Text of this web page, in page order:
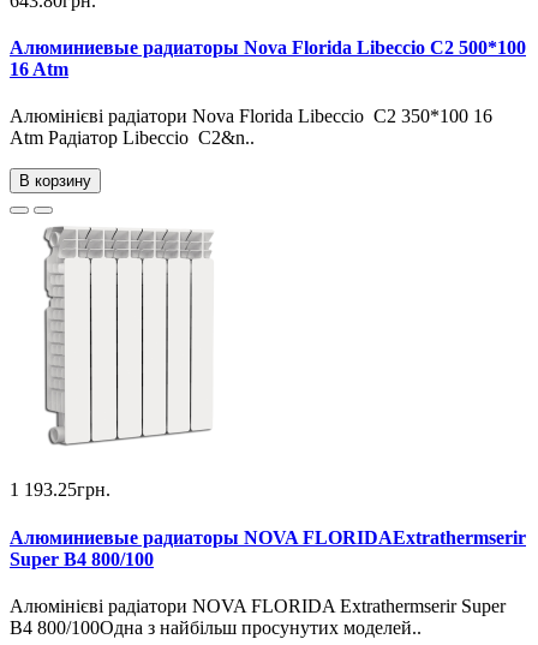
Алюминиевые радиаторы Nova Florida Libeccio C2 500*100
16 Atm
Алюмінієві радіатори Nova Florida Libeccio C2 350*100 16
Atm Радіатор Libeccio C2&n..
В корзину
1 193.25грн.
Алюминиевые радиаторы NOVA FLORIDAExtrathermserir
Super B4 800/100
Алюмінієві радіатори NOVA FLORIDA Extrathermserir Super
B4 800/100Одна з найбільш просунутих моделей..